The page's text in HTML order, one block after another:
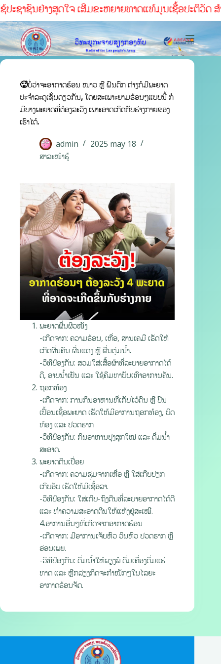
ຊາຊົນຢ່າງສຸດໃຈ ເສີມຂະຫຍາຍທາດແທ້ມູນເຊື້ອປະຕິວັດ ສໍ
🥵ບໍ່ວ່າຈະອາກາດຮ້ອນ ໜາວ ຫຼື ຝົນຕົກ ຕ່າງກໍມີພະຍາດ
ປະຈຳລະດູເຊັ່ນດຽວກັນ, ໂດຍສະເພາະຍາມຮ້ອນໆແບບນີ້ ກໍ
ມີບາງພະຍາດທີ່ຕ້ອງລະວັງ ເພາະອາດເກີດກັບຮ່າງກາຍຂອງ
ເຮົາໄດ້.
admin
2025 may 18
ສາລະໜ້າຮູ້
ພະຍາດຜື່ນຜິວໜັງ
-ເກີດຈາກ: ຄວາມຮ້ອນ, ເຫື່ອ, ສານເຄມີ ເຮັດໃຫ້
ເກີດຜື່ນຄັນ ຜື່ນແດງ ຫຼື ຜື່ນຕຸ່ມນໍ້າ.
-ວິທີປ້ອງກັນ: ສວມໃສ່ເສື້ອຜ້າທີ່ລະບາຍອາກາດໄດ້
ດີ, ອາບນໍ້າເຢັນ ແລະ ໃຊ້ຄີມທາບັນເທົາອາການຄັນ.
ຖອກທ້ອງ
-ເກີດຈາກ: ການກິນອາຫານທີ່ເກັບໄວ້ດົນ ຫຼື ປົນ
ເປື້ອນເຊື້ອພະຍາດ ເຮັດໃຫ້ມີອາການຖອກທ້ອງ, ບິດ
ທ້ອງ ແລະ ປວດຮາກ
-ວິທີປ້ອງກັນ: ກິນອາຫານປຸງສຸກໃໝ່ ແລະ ດື່ມນໍ້າ
ສະອາດ.
ພະຍາດຕີນເປື່ອຍ
-ເກີດຈາກ: ຄວາມຊຸ່ມຈາກເຫື່ອ ຫຼື ໃສ່ເກີບປຽກ
ເກີບອັບ ເຮັດໃຫ້ມີເຊື້ອລາ.
-ວິທີປ້ອງກັນ: ໃສ່ເກີບ-ຖົງຕີນທີ່ລະບາຍອາກາດໄດ້ດີ
ແລະ ທຳຄວາມສະອາດຕີນໃຫ້ແຫ້ງຢູ່ສະເໝີ.
4.ອາການອື່ນໆທີ່ເກີດຈາກອາກາດຮ້ອນ
-ເກີດຈາກ: ມີອາການເຈັບຫົວ ວິນຫົວ ປວດຮາກ ຫຼື
ອ່ອນເພຍ.
-ວິທີປ້ອງກັນ: ດື່ມນໍ້າໃຫ້ພຽງພໍ ດື່ມເຄື່ອງດື່ມແຮ່
ທາດ ແລະ ຫຼີກລ່ຽງກິດຈະກຳໜັກໆໃນໄລຍະ
ອາກາດຮ້ອນຈັດ.